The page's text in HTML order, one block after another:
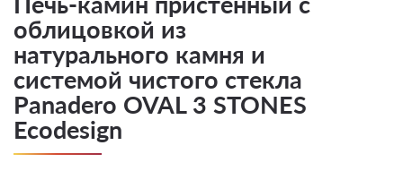
облицовкой из
натурального камня и
системой чистого стекла
Panadero OVAL 3 STONES
Ecodesign